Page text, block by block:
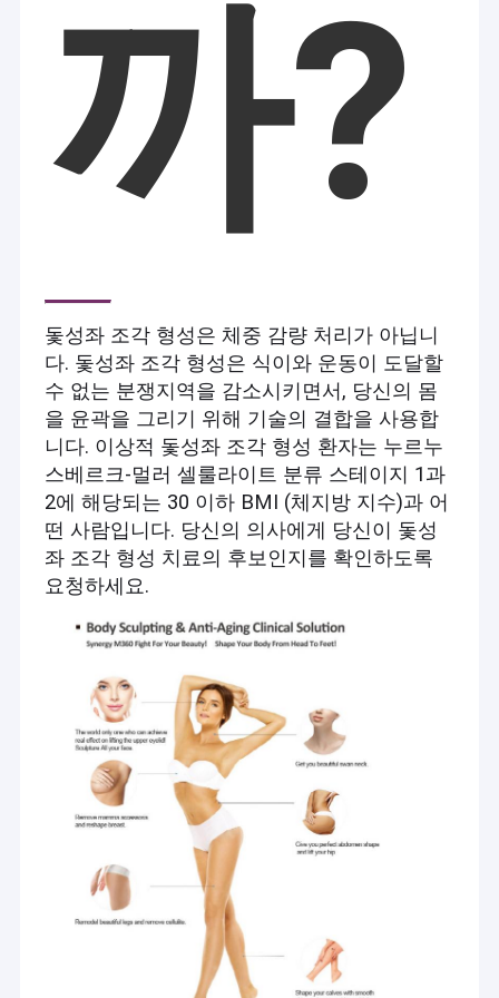
까?
돛성좌 조각 형성은 체중 감량 처리가 아닙니
다. 돛성좌 조각 형성은 식이와 운동이 도달할
수 없는 분쟁지역을 감소시키면서, 당신의 몸
을 윤곽을 그리기 위해 기술의 결합을 사용합
니다. 이상적 돛성좌 조각 형성 환자는 누르누
스베르크-멀러 셀룰라이트 분류 스테이지 1과
2에 해당되는 30 이하 BMI (체지방 지수)과 어
떤 사람입니다. 당신의 의사에게 당신이 돛성
좌 조각 형성 치료의 후보인지를 확인하도록
요청하세요.